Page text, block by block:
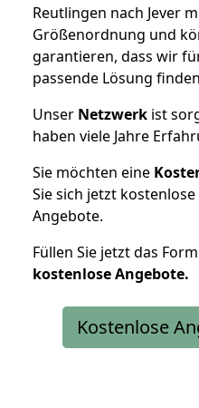
Reutlingen nach Jever
Größenordnung und
garantieren, dass wir
passende Lösung
Unser Netzwerk ist
haben viele Jahre
Sie möchten eine
Sie sich jetzt
Angebote.
Füllen Sie jetzt das
kostenloseAngebote.
Kostenlose